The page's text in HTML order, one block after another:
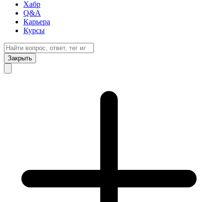
Хабр
Q&A
Карьера
Курсы
Закрыть